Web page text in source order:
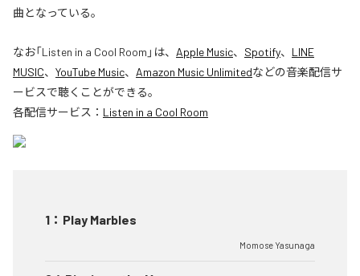
曲となっている。
なお「Listen in a Cool Room 」は、 Apple Music、 Spotify、 LINE
MUSIC、 YouTube Music、 Amazon Music Unlimitedなどの音楽配信サ
ービスで聴くことができる。
各配信サービス： Listen in a Cool Room
1 ： Play Marbles
Momose Yasunaga